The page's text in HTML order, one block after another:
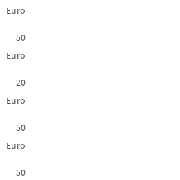
Euro
50
Euro
20
Euro
50
Euro
50